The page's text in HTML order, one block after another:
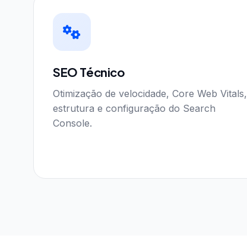
SEO Técnico
Otimização de velocidade, Core Web Vitals,
estrutura e configuração do Search
Console.